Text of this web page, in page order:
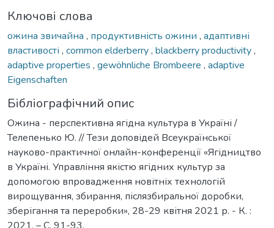
Ключові слова
ожина звичайна , продуктивність ожини , адаптивні
властивості , common elderberry, blackberry productivity,
adaptive properties , gewöhnliche Brombeere , adaptive
Eigenschaften
Бібліографічний опис
Ожина - перспективна ягідна культура в Україні /
Телепенько Ю. // Тези доповідей Всеукраїнської
науково-практичної онлайн-конференції «Ягідництво
в Україні. Управління якістю ягідних культур за
допомогою впровадження новітніх технологій
вирощування, збирання, післязбиральної доробки,
зберігання та переробки», 28-29 квітня 2021 р. - К. :